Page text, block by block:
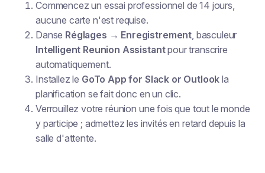
Commencez un essai professionnel de 14 jours,
aucune carte n'est requise.
Danse Réglages → Enregistrement, basculeur
Intelligent Reunion Assistantpour transcrire
automatiquement.
Installez le GoTo App for Slack or Outlook la
planification se fait donc en un clic.
Verrouillez votre réunion une fois que tout le monde
y participe ; admettez les invités en retard depuis la
salle d'attente.